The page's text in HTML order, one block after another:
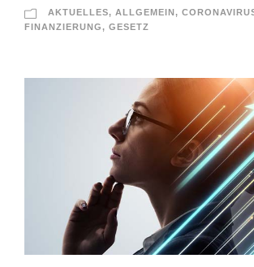
AKTUELLES, ALLGEMEIN,
FINANZIERUNG, GESETZ